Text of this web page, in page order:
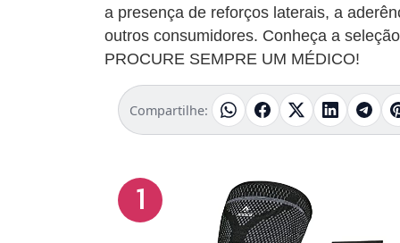
a presença de reforços laterais, a
outros consumidores. Conheça a
PROCURE SEMPRE UM MÉDICO!
Compartilhe:
1